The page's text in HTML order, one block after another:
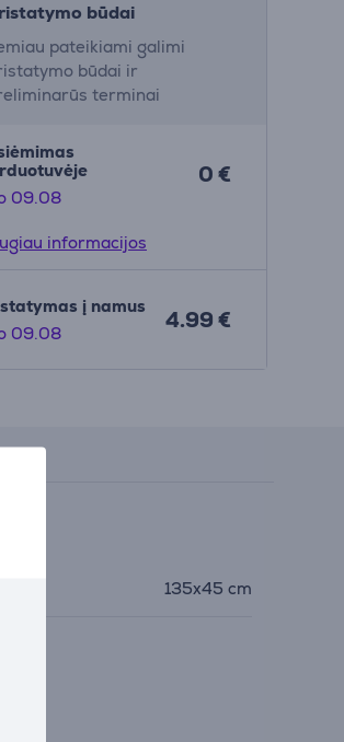
būdai
pateikiami galimi
būdai ir
terminai
09.08
0 €
informacijos
į namus
09.08
4.99 €
135x45 cm